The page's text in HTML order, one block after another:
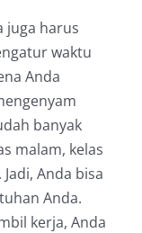
juga harus
waktu
Anda
banyak
malam, kelas
Anda bisa
Anda.
kerja, Anda